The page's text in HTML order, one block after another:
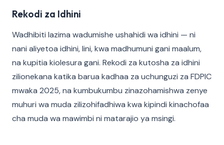
Rekodi za Idhini
Wadhibiti lazima wadumishe ushahidi wa idhini — ni
nani aliyetoa idhini, lini, kwa madhumuni gani maalum,
na kupitia kiolesura gani. Rekodi za kutosha za idhini
zilionekana katika barua kadhaa za uchunguzi za FDPIC
mwaka 2025, na kumbukumbu zinazohamishwa zenye
muhuri wa muda zilizohifadhiwa kwa kipindi kinachofaa
cha muda wa mawimbi ni matarajio ya msingi.